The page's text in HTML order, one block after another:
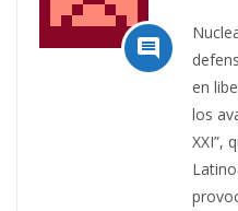

en
los
XXI”,